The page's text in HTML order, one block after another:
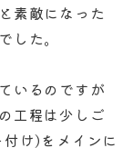
素敵になった
た。
いるのですが
工程は少しご
け)をメインに